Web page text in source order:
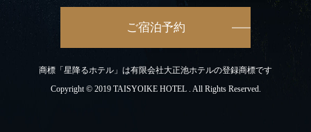
ご宿泊予約
商標「星降るホテル」は有限会社大正池ホテルの登録商標です
Copyright © 2019 TAISYOIKE HOTEL . All Rights Reserved.